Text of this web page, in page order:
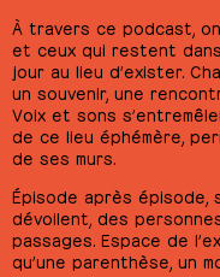
À travers ce podcast,
et ceux qui restent dans
jour au lieu d’exister.
un souvenir, une
Voix et sons
de ce lieu éphémère,
de ses murs.
Épisode après
dévoilent, des
passages. Espace de
qu’une parenthèse, un